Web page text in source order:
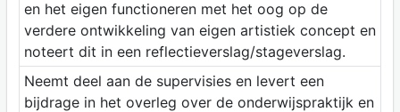
en het eigen functioneren met het oog op de
verdere ontwikkeling van eigen artistiek concept en
noteert dit in een reflectieverslag/stageverslag.
Neemt deel aan de supervisies en levert een
bijdrage in het overleg over de onderwijspraktijk en